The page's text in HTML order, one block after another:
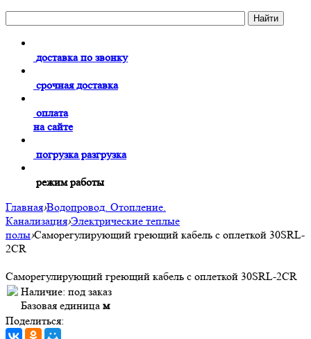
доставка по звонку
срочная доставка
оплата
на сайте
погрузка разгрузка
режим работы
Главная›Водопровод. Отопление.
Канализация›Электрические теплые
полы›Саморегулирующий греющий кабель c оплеткой 30SRL-
2СR
Саморегулирующий греющий кабель c оплеткой 30SRL-2СR
Наличие: под заказ
Базовая единица м
Поделиться: